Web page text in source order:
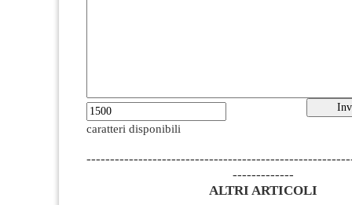
caratteri disponibili
-------------
ALTRI ARTICOLI